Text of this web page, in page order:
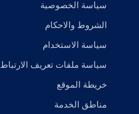
سياسة الخصوصية
الشروط والاحكام
سياسة الاستخدام
سياسة ملفات تعريف الارتباط
خريطة الموقع
مناطق الخدمة